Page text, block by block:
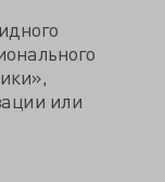
или